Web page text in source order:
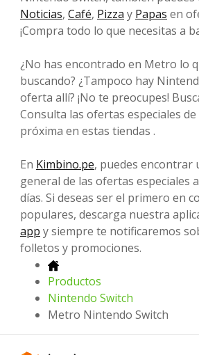
Noticias, Café, Pizza y Papas en
¡Compra todo lo que necesitas a
¿No has encontrado en Metro lo
buscando? ¿Tampoco hay
oferta allí? ¡No te preocupes!
Consulta las ofertas especiales
próxima en estas tiendas .
En Kimbino.pe, puedes encontrar
general de las ofertas especiales
días. Si deseas ser el primero en
populares, descarga nuestra
app y siempre te notificaremos
folletos y promociones.
Productos
Nintendo Switch
Metro Nintendo Switch